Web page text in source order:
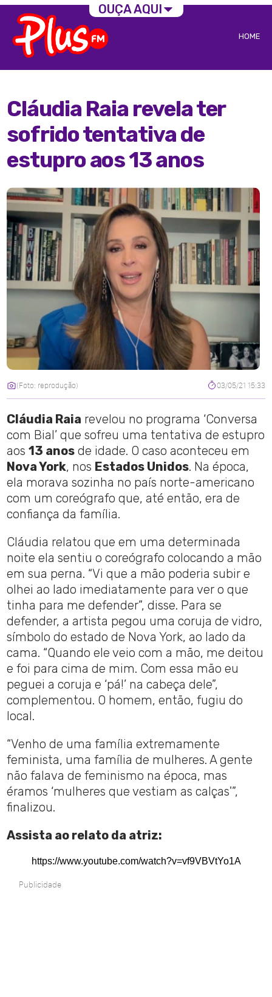
HOME
Cláudia Raia revela ter
sofrido tentativa de
estupro aos 13 anos
(Foto: reprodução) 03/05/21 15:33
Cláudia Raia revelou no programa ‘Conversa
com Bial’ que sofreu uma tentativa de estupro
aos13 anos de idade. O caso aconteceu em
Nova York, nos Estados Unidos. Na época,
ela morava sozinha no país norte-americano
com um coreógrafo que, até então, era de
confiança da família.
Cláudia relatou que em uma determinada
noite ela sentiu o coreógrafo colocando a mão
em sua perna. “Vi que a mão poderia subir e
olhei ao lado imediatamente para ver o que
tinha para me defender”, disse. Para se
defender, a artista pegou uma coruja de vidro,
símbolo do estado de Nova York, ao lado da
cama. “Quando ele veio com a mão, me deitou
e foi para cima de mim. Com essa mão eu
peguei a coruja e ‘pá!’ na cabeça dele”,
complementou. O homem, então, fugiu do
local.
“Venho de uma família extremamente
feminista, uma família de mulheres. A gente
não falava de feminismo na época, mas
éramos ‘mulheres que vestiam as calças'”,
finalizou.
Assista ao relato da atriz:
https://www.youtube.com/watch?v=vf9VBVtYo1A
Publicidade
OUÇA AQUI